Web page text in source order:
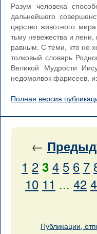
Разум человека
дальнейшего
царство животного
тьму невежества и
равным. С теми, кто не
толковый словарь
Великой Мудрости
недомолвок фарисеев,
Полная версия
←
1 2 3 4 5 6 7
10 11 ... 42
Публикации,